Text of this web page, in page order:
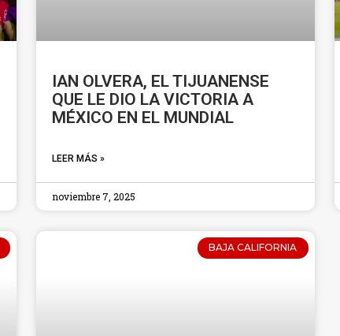
IAN OLVERA, EL TIJUANENSE
QUE LE DIO LA VICTORIA A
MÉXICO EN EL MUNDIAL
LEER MÁS »
noviembre 7, 2025
BAJA CALIFORNIA